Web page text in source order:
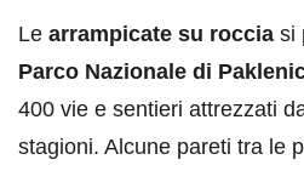
Le arrampicate su roccia si
Parco Nazionale di
400 vie e sentieri attrezzati
stagioni. Alcune pareti tra le